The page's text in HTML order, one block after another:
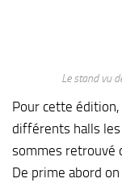
Le stand vu
Pour cette édition,
différents halls
sommes retrouvé
De prime abord